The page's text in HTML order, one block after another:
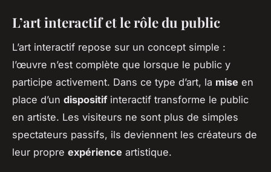
L’art interactif et le rôle du public
L’art interactif repose sur un concept simple :
l’œuvre n’est complète que lorsque le public y
participe activement. Dans ce type d’art, la mise en
place d’un dispositifinteractif transforme le public
en artiste. Les visiteurs ne sont plus de simples
spectateurs passifs, ils deviennent les créateurs de
leur propre expérience artistique.